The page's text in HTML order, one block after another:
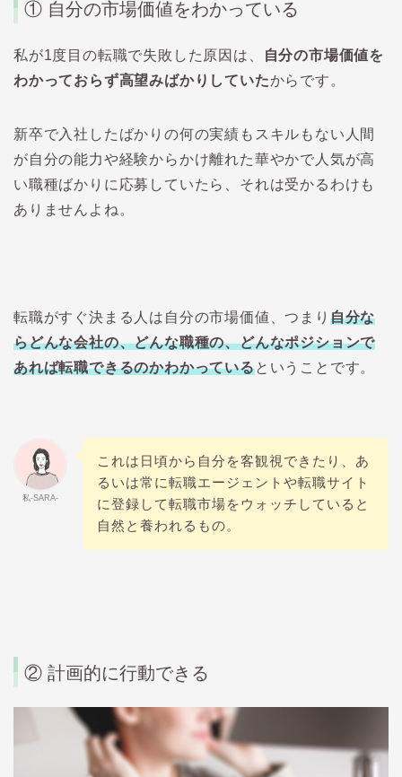
① 自分の市場価値をわかっている
私が1度目の転職で失敗した原因は、
自分の市場価値を
わかっておらず高望みばかりしていたからです。
新卒で入社したばかりの何の実績もスキルもない人間
が自分の能力や経験からかけ離れた華やかで人気が高
い職種ばかりに応募していたら、それは受かるわけも
ありませんよね。
転職がすぐ決まる人は自分の市場価値、つまり 自分な
らどんな会社の、どんな職種の、どんなポジションで
あれば転職できるのかわかっているということです。
私-SARA-
これは日頃から自分を客観視できたり、あ
るいは常に転職エージェントや転職サイト
に登録して転職市場をウォッチしていると
自然と養われるもの。
② 計画的に行動できる